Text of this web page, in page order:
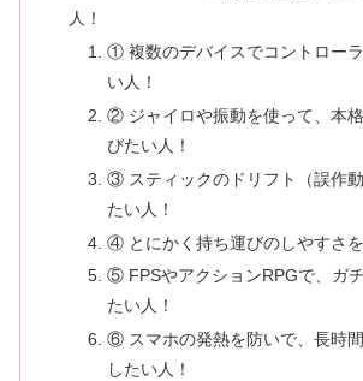
人！
① 複数のデバイスでコントロー
い人！
② ジャイロや振動を使って、本
びたい人！
③ スティックのドリフト（誤作
たい人！
④ とにかく持ち運びのしやすさを
⑤ FPSやアクションRPGで、ガ
たい人！
⑥ スマホの発熱を防いで、長時
したい人！